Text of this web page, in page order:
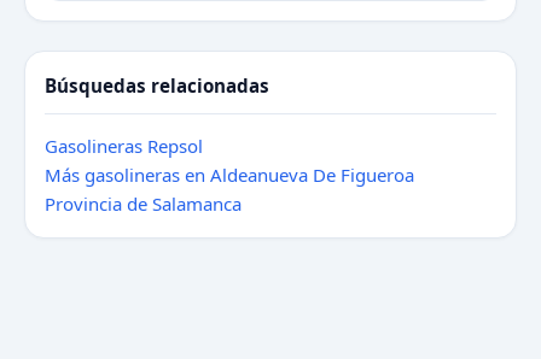
Búsquedas relacionadas
Gasolineras Repsol
Más gasolineras en Aldeanueva De Figueroa
Provincia de Salamanca